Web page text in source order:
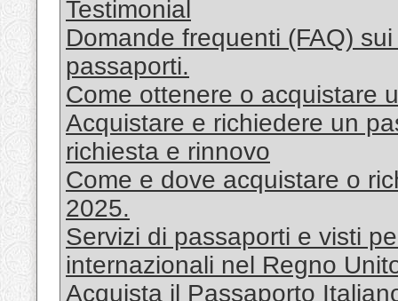
Testimonial
Domande frequenti (FAQ)
passaporti.
Come ottenere o acquistare
Acquistare e richiedere un
richiesta e rinnovo
Come e dove acquistare o
2025.
Servizi di passaporti e visti
internazionali nel Regno
Acquista il Passaporto